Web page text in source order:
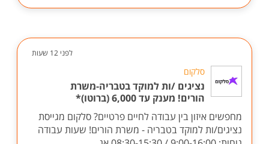
לפני 12 שעות
סלקום
נציגים /ות למוקד בטבריה-משרת
הורים! מענק עד 6,000 (ברוטו)*
מחפשים איזון בין עבודה לחיים פרטיים? סלקום מגייסת
נציגים/ות למוקד בטבריה - משרת הורים! שעות עבודה